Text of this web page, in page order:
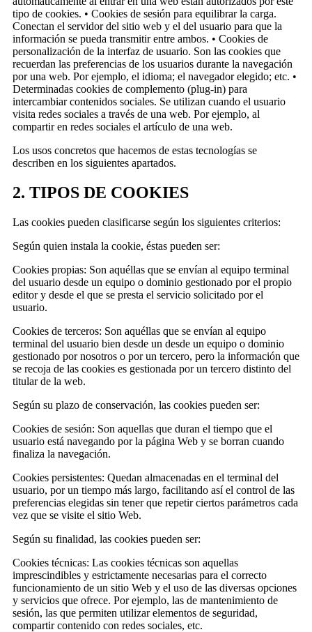
tipo de cookies. • Cookies de sesión para equilibrar la carga.
Conectan el servidor del sitio web y el del usuario para que la
información se pueda transmitir entre ambos. • Cookies de
personalización de la interfaz de usuario. Son las cookies que
recuerdan las preferencias de los usuarios durante la navegación
por una web. Por ejemplo, el idioma; el navegador elegido; etc. •
Determinadas cookies de complemento (plug-in) para
intercambiar contenidos sociales. Se utilizan cuando el usuario
visita redes sociales a través de una web. Por ejemplo, al
compartir en redes sociales el artículo de una web.
Los usos concretos que hacemos de estas tecnologías se
describen en los siguientes apartados.
2. TIPOS DE COOKIES
Las cookies pueden clasificarse según los siguientes criterios:
Según quien instala la cookie, éstas pueden ser:
Cookies propias: Son aquéllas que se envían al equipo terminal
del usuario desde un equipo o dominio gestionado por el propio
editor y desde el que se presta el servicio solicitado por el
usuario.
Cookies de terceros: Son aquéllas que se envían al equipo
terminal del usuario bien desde un desde un equipo o dominio
gestionado por nosotros o por un tercero, pero la información que
se recoja de las cookies es gestionada por un tercero distinto del
titular de la web.
Según su plazo de conservación, las cookies pueden ser:
Cookies de sesión: Son aquellas que duran el tiempo que el
usuario está navegando por la página Web y se borran cuando
finaliza la navegación.
Cookies persistentes: Quedan almacenadas en el terminal del
usuario, por un tiempo más largo, facilitando así el control de las
preferencias elegidas sin tener que repetir ciertos parámetros cada
vez que se visite el sitio Web.
Según su finalidad, las cookies pueden ser:
Cookies técnicas: Las cookies técnicas son aquellas
imprescindibles y estrictamente necesarias para el correcto
funcionamiento de un sitio Web y el uso de las diversas opciones
y servicios que ofrece. Por ejemplo, las de mantenimiento de
sesión, las que permiten utilizar elementos de seguridad,
compartir contenido con redes sociales, etc.